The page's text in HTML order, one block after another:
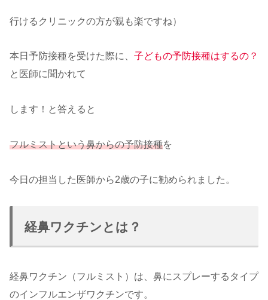
行けるクリニックの方が親も楽ですね）
本日予防接種を受けた際に、 子どもの予防接種はするの？
と医師に聞かれて
します！と答えると
フルミストという鼻からの予防接種を
今日の担当した医師から2歳の子に勧められました。
経鼻ワクチンとは？
経鼻ワクチン（フルミスト）は、鼻にスプレーするタイプ
のインフルエンザワクチンです。